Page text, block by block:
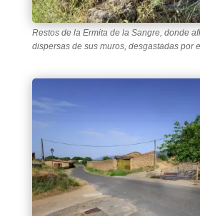
Restos de la Ermita de la Sangre, donde
dispersas de sus muros, desgastadas por